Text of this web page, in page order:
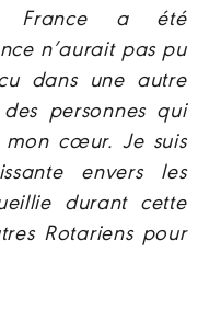
France a été
n’aurait pas pu
dans une autre
personnes qui
mon cœur. Je suis
envers les
durant cette
Rotariens pour